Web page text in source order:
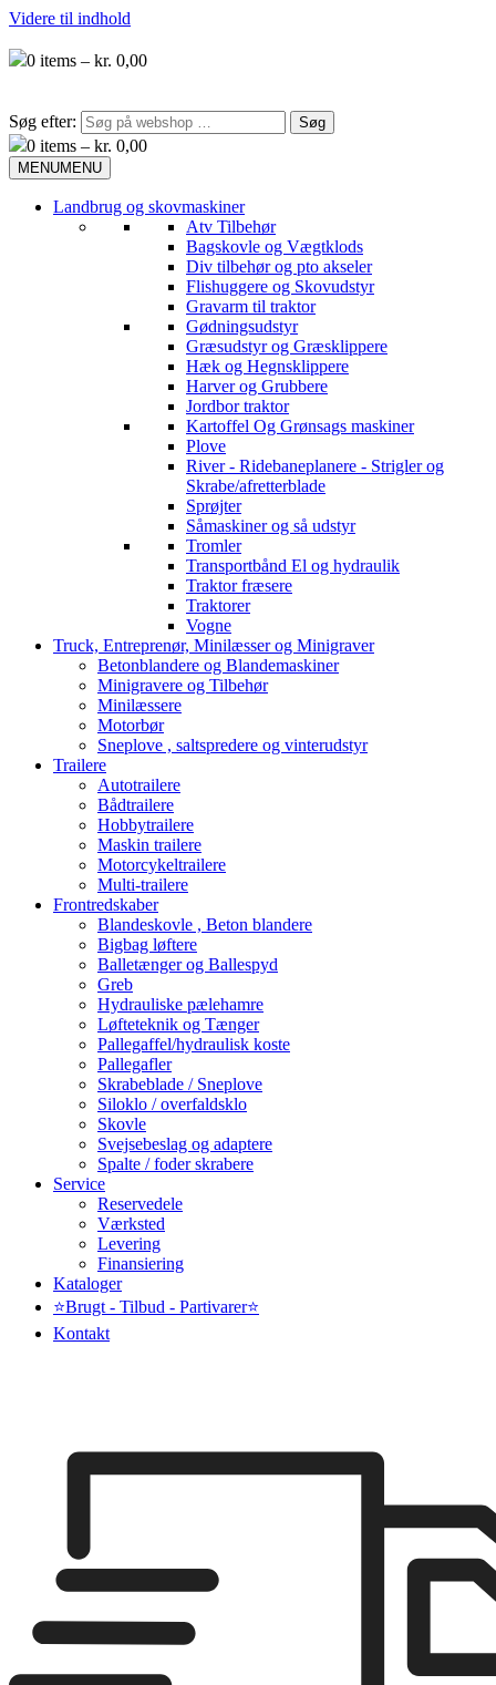
Videre til indhold
0 items – kr. 0,00
Søg efter:
0 items – kr. 0,00
MENUMENU
Landbrug og skovmaskiner
Atv Tilbehør
Bagskovle og Vægtklods
Div tilbehør og pto akseler
Flishuggere og Skovudstyr
Gravarm til traktor
Gødningsudstyr
Græsudstyr og Græsklippere
Hæk og Hegnsklippere
Harver og Grubbere
Jordbor traktor
Kartoffel Og Grønsags maskiner
Plove
River - Ridebaneplanere - Strigler og
Skrabe/afretterblade
Sprøjter
Såmaskiner og så udstyr
Tromler
Transportbånd El og hydraulik
Traktor fræsere
Traktorer
Vogne
Truck, Entreprenør, Minilæsser og Minigraver
Betonblandere og Blandemaskiner
Minigravere og Tilbehør
Minilæssere
Motorbør
Sneplove , saltspredere og vinterudstyr
Trailere
Autotrailere
Bådtrailere
Hobbytrailere
Maskin trailere
Motorcykeltrailere
Multi-trailere
Frontredskaber
Blandeskovle , Beton blandere
Bigbag løftere
Balletænger og Ballespyd
Greb
Hydrauliske pælehamre
Løfteteknik og Tænger
Pallegaffel/hydraulisk koste
Pallegafler
Skrabeblade / Sneplove
Siloklo / overfaldsklo
Skovle
Svejsebeslag og adaptere
Spalte / foder skrabere
Service
Reservedele
Værksted
Levering
Finansiering
Kataloger
⭐Brugt - Tilbud - Partivarer⭐
Kontakt